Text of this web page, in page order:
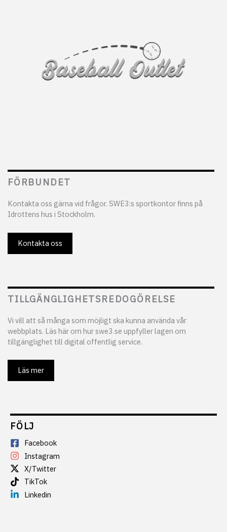
FÖRBUNDET
Kontakta oss gärna vid frågor. SWE3:s sportkontor finns på
Idrottens hus i Stockholm.
Kontakta oss
TILLGÄNGLIGHETSREDOGÖRELSE
Vi vill att så många som möjligt ska kunna använda vår
webbplats. Läs här om hur swe3.se uppfyller lagen om
tillgänglighet till digital offentlig service.
Läs mer
FÖLJ
Facebook
Instagram
X/Twitter
TikTok
Linkedin